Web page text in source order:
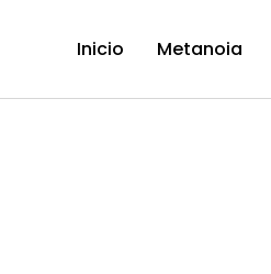
Inicio Metanoia